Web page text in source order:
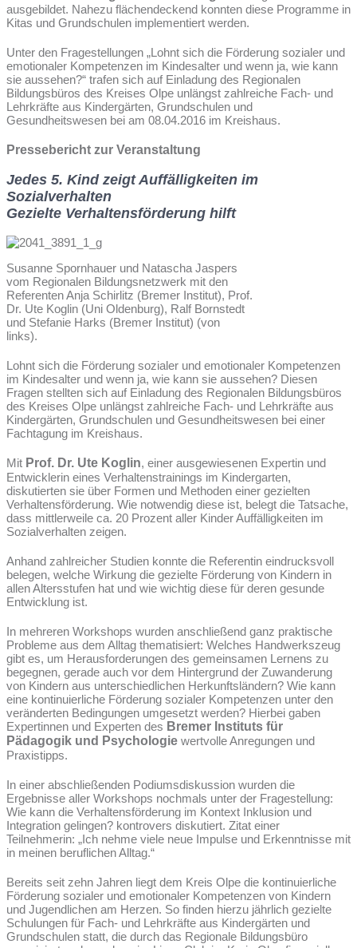
ausgebildet. Nahezu flächendeckend konnten diese Programme in
Kitas und Grundschulen implementiert werden.
Unter den Fragestellungen „Lohnt sich die Förderung sozialer und
emotionaler Kompetenzen im Kindesalter und wenn ja, wie kann
sie aussehen?“ trafen sich auf Einladung des Regionalen
Bildungsbüros des Kreises Olpe unlängst zahlreiche Fach- und
Lehrkräfte aus Kindergärten, Grundschulen und
Gesundheitswesen bei am 08.04.2016 im Kreishaus.
Pressebericht zur Veranstaltung
Jedes 5. Kind zeigt Auffälligkeiten im
Sozialverhalten
Gezielte Verhaltensförderung hilft
Susanne Spornhauer und Natascha Jaspers
vom Regionalen Bildungsnetzwerk mit den
Referenten Anja Schirlitz (Bremer Institut), Prof.
Dr. Ute Koglin (Uni Oldenburg), Ralf Bornstedt
und Stefanie Harks (Bremer Institut) (von
links).
Lohnt sich die Förderung sozialer und emotionaler Kompetenzen
im Kindesalter und wenn ja, wie kann sie aussehen? Diesen
Fragen stellten sich auf Einladung des Regionalen Bildungsbüros
des Kreises Olpe unlängst zahlreiche Fach- und Lehrkräfte aus
Kindergärten, Grundschulen und Gesundheitswesen bei einer
Fachtagung im Kreishaus.
Mit Prof. Dr. Ute Koglin, einer ausgewiese­nen Expertin und
Entwicklerin eines Verhaltenstrainings im Kindergarten,
diskutierten sie über Formen und Methoden einer gezielten
Verhaltensförderung. Wie notwendig diese ist, belegt die Tatsache,
dass mittlerweile ca. 20 Prozent aller Kinder Auffälligkeiten im
Sozialverhalten zeigen.
Anhand zahlreicher Studien konnte die Referentin eindrucksvoll
belegen, welche Wirkung die gezielte Förderung von Kindern in
allen Altersstufen hat und wie wichtig diese für deren gesunde
Entwicklung ist.
In mehreren Workshops wurden anschließend ganz praktische
Probleme aus dem Alltag thematisiert: Welches Handwerkszeug
gibt es, um Herausforderungen des gemeinsamen Lernens zu
begegnen, gerade auch vor dem Hintergrund der Zuwanderung
von Kindern aus unterschiedlichen Herkunftsländern? Wie kann
eine kontinuierliche Förderung sozialer Kompetenzen unter den
veränderten Bedingungen umgesetzt werden? Hierbei gaben
Expertinnen und Experten des Bremer Instituts für
Pädagogik und Psychologie wertvolle Anregungen und
Praxistipps.
In einer abschließenden Podiumsdiskussion wurden die
Ergebnisse aller Workshops nochmals unter der Fragestellung:
Wie kann die Verhaltensförderung im Kontext Inklusion und
Integration gelingen? kontrovers diskutiert. Zitat einer
Teilnehmerin: „Ich nehme viele neue Impulse und Erkenntnisse mit
in meinen beruflichen Alltag.“
Bereits seit zehn Jahren liegt dem Kreis Olpe die kontinuierliche
Förderung sozialer und emotionaler Kompetenzen von Kindern
und Jugendlichen am Herzen. So finden hierzu jährlich gezielte
Schulungen für Fach- und Lehrkräfte aus Kindergärten und
Grundschulen statt, die durch das Regionale Bildungsbüro